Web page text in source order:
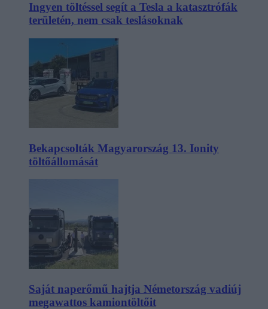
Ingyen töltéssel segít a Tesla a katasztrófák
területén, nem csak teslásoknak
Bekapcsolták Magyarország 13. Ionity
töltőállomását
Saját naperőmű hajtja Németország vadiúj
megawattos kamiontöltőit